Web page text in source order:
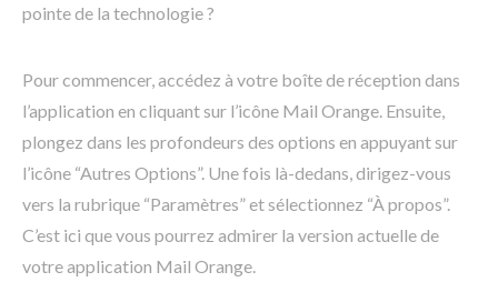
pointe de la technologie ?
Pour commencer, accédez à votre boîte de réception dans
l’application en cliquant sur l’icône Mail Orange. Ensuite,
plongez dans les profondeurs des options en appuyant sur
l’icône “Autres Options”. Une fois là-dedans, dirigez-vous
vers la rubrique “Paramètres” et sélectionnez “À propos”.
C’est ici que vous pourrez admirer la version actuelle de
votre application Mail Orange.